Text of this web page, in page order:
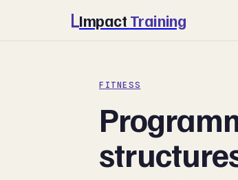
Impact Training
FITNESS